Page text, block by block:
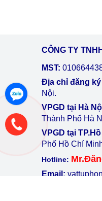
CÔNG TY
MST:
Địa chỉ đăng
Nội.
VPGD tại Hà
Thành Phố Hà
VPGD tại
Phố Hồ Chí
Hotline:
Email: